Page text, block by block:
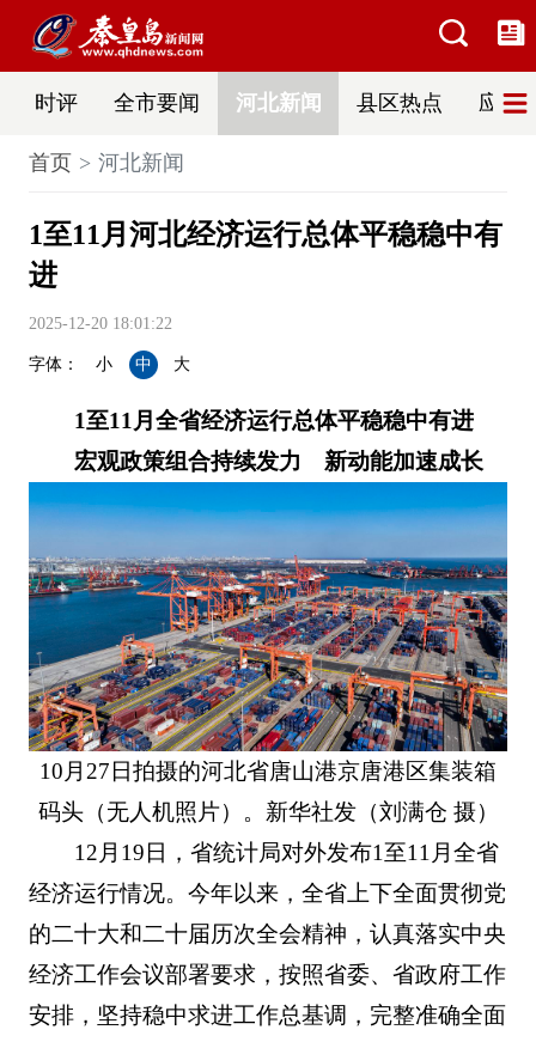
时评 全市要闻 河北新闻 县区热点 应急
首页 河北新闻
1至11月河北经济运行总体平稳稳中有
进
2025-12-20 18:01:22
字体： 小 中 大
1至11月全省经济运行总体平稳稳中有进
宏观政策组合持续发力 新动能加速成长
10月27日拍摄的河北省唐山港京唐港区集装箱
码头（无人机照片）。新华社发（刘满仓 摄）
12月19日，省统计局对外发布1至11月全省
经济运行情况。今年以来，全省上下全面贯彻党
的二十大和二十届历次全会精神，认真落实中央
经济工作会议部署要求，按照省委、省政府工作
安排，坚持稳中求进工作总基调，完整准确全面